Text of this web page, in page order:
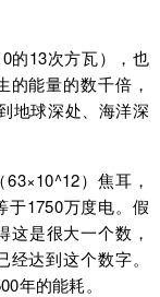
的13次方瓦），也
能量的数千倍，
地球深处、海洋深
）焦耳，
于1750万度电。假
是很大一个数，
达到这个数字。
年的能耗。